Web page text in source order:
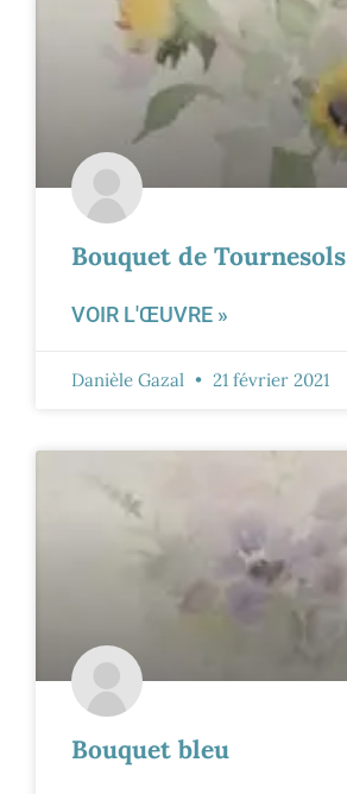
Bouquet de Tournesols
VOIR L'ŒUVRE »
Danièle Gazal 21 février 2021
Bouquet bleu